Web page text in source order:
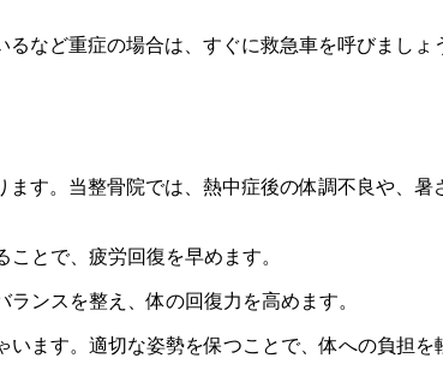
など重症の場合は、すぐに救急車を呼びましょ
す。当整骨院では、熱中症後の体調不良や、
とで、疲労回復を早めます。
ンスを整え、体の回復力を高めます。
ます。適切な姿勢を保つことで、体への負担を